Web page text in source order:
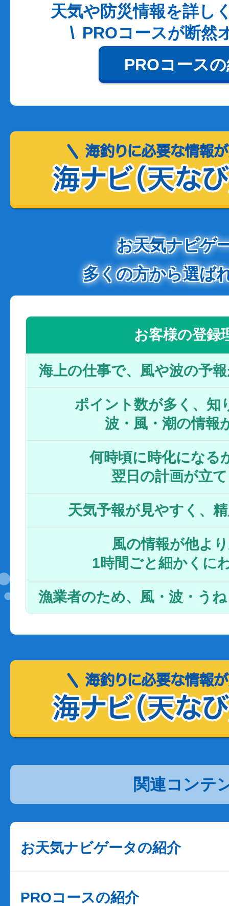
天気や防災情報を詳し
PROコースが断然
PROコース
お天気ナビゲ
多くの方から選ば
お客様の登録
海上の仕事で、風や波の予
ポイント数が多く、知
波・風・潮の情報
何時頃に時化になる
翌日の計画が立
天気予報が見やすく、
風の情報が他よ
1時間ごと細かくに
漁業者のため、風・波・う
関連コンテ
お天気ナビゲータの紹介
PROコースの紹介